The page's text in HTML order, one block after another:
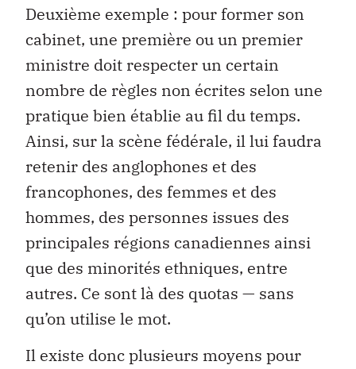
Deuxième exemple : pour former son
cabinet, une première ou un premier
ministre doit respecter un certain
nombre de règles non écrites selon une
pratique bien établie au fil du temps.
Ainsi, sur la scène fédérale, il lui faudra
retenir des anglophones et des
francophones, des femmes et des
hommes, des personnes issues des
principales régions canadiennes ainsi
que des minorités ethniques, entre
autres. Ce sont là des quotas — sans
qu’on utilise le mot.
Il existe donc plusieurs moyens pour